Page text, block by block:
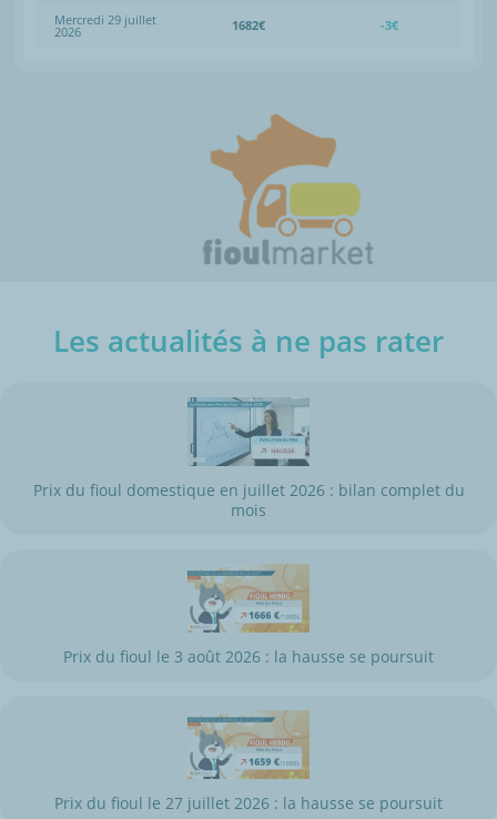
Mercredi 29 juillet
2026 1682€ -3€
Les actualités à ne pas rater
Prix du fioul domestique en juillet 2026 : bilan complet du
mois
Prix du fioul le 3 août 2026 : la hausse se poursuit
Prix du fioul le 27 juillet 2026 : la hausse se poursuit